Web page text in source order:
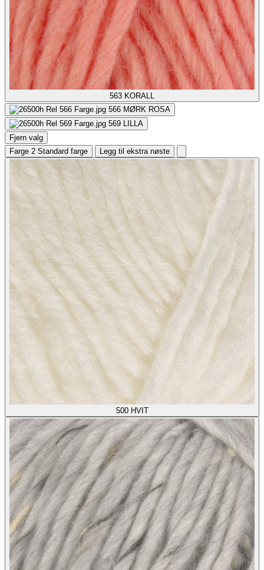
563 KORALL
566 MØRK ROSA
569 LILLA
Fjern valg
Farge 2 Standard farge Legg til ekstra nøste
500 HVIT